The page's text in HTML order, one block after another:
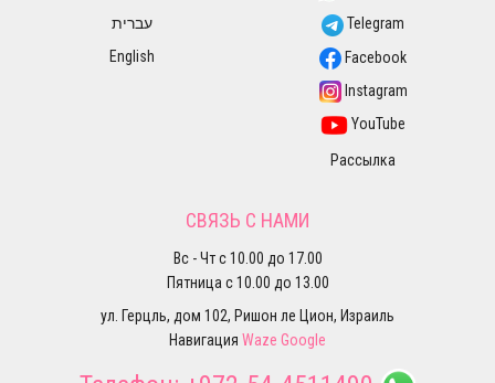
עברית
English
Telegram
Facebook
Instagram
YouTube
Рассылка
СВЯЗЬ С НАМИ
Вс - Чт с 10.00 до 17.00
Пятница с 10.00 до 13.00
ул. Герцль, дом 102, Ришон ле Цион, Израиль
Навигация Waze Google